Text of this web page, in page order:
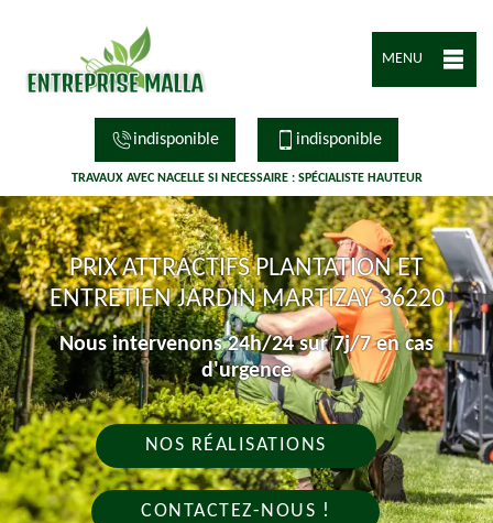
MENU
indisponible indisponible
TRAVAUX AVEC NACELLE SI NECESSAIRE : SPÉCIALISTE HAUTEUR
PRIX ATTRACTIFS PLANTATION ET
ENTRETIEN JARDIN MARTIZAY 36220
Nous intervenons 24h/24 sur 7j/7 en cas
d'urgence
NOS RÉALISATIONS
CONTACTEZ-NOUS !